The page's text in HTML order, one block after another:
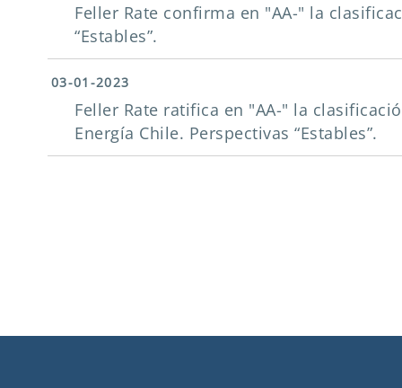
Feller Rate confirma en "AA-" la
“Estables”.
03-01-2023
Feller Rate ratifica en "AA-" la
Energía Chile. Perspectivas “Estables”.